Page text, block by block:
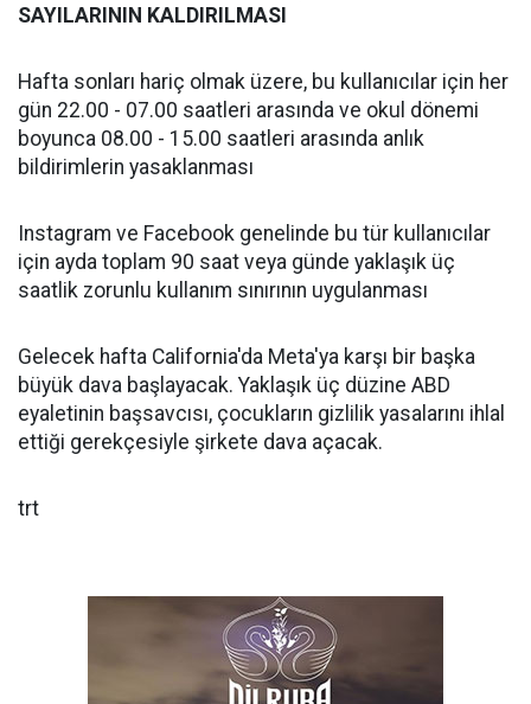
SAYILARININ KALDIRILMASI
Hafta sonları hariç olmak üzere, bu kullanıcılar için her
gün 22.00 - 07.00 saatleri arasında ve okul dönemi
boyunca 08.00 - 15.00 saatleri arasında anlık
bildirimlerin yasaklanması
Instagram ve Facebook genelinde bu tür kullanıcılar
için ayda toplam 90 saat veya günde yaklaşık üç
saatlik zorunlu kullanım sınırının uygulanması
Gelecek hafta California'da Meta'ya karşı bir başka
büyük dava başlayacak. Yaklaşık üç düzine ABD
eyaletinin başsavcısı, çocukların gizlilik yasalarını ihlal
ettiği gerekçesiyle şirkete dava açacak.
trt